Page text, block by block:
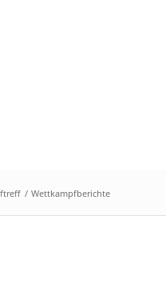
/ Wettkampfberichte